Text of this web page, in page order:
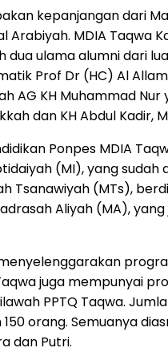
kepanjangan dari
Arabiyah. MDIA Taqwa
dua ulama alumni dari
Prof Dr (HC) Al
AG KH Muhammad
dan KH Abdul Kadir,
Ponpes MDIA
(MI), yang sudah
Tsanawiyah (MTs),
Aliyah (MA),
juga mempunyai
PPTQ Taqwa.
orang. Semuanya
dan Putri.